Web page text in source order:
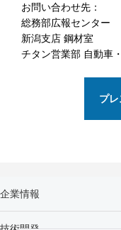
お問い合わせ先：
総務部広報セン
新潟支店 鋼材
チタン営業部 自動
プ
企業情報